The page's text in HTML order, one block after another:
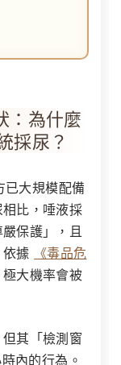
：為什麼
採尿？
大規模配備
相比，唾液採
保護」，且
據
《毒品危
極大機率會被
其「檢測窗
內的行為。